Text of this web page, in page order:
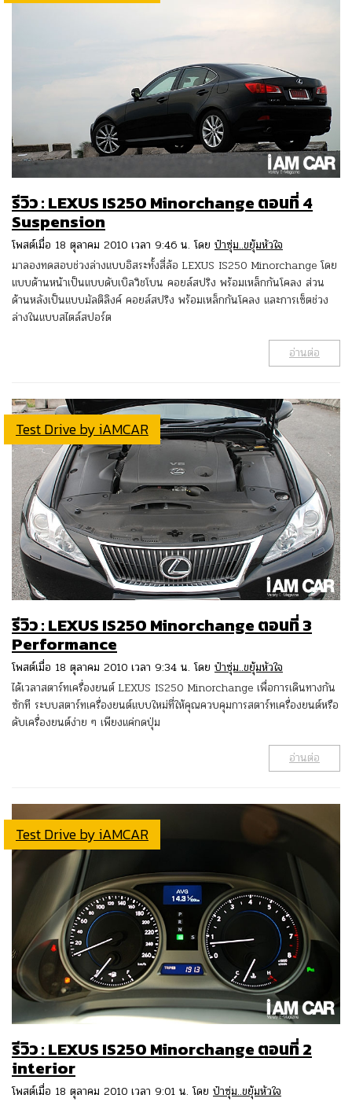
รีวิว : LEXUS IS250 Minorchange ตอนที่ 4
Suspension
โพสต์เมื่อ 18 ตุลาคม 2010 เวลา 9:46 น. โดย ป๋าซุ่ม..ขยุ้มหัวใจ
มาลองทดสอบช่วงล่างแบบอิสระทั้งสี่ล้อ LEXUS IS250 Minorchange โดย
แบบด้านหน้าเป็นแบบดับเบิลวิชโบน คอยล์สปริง พร้อมเหล็กกันโคลง ส่วน
ด้านหลังเป็นแบบมัลติลิงค์ คอยล์สปริง พร้อมเหล็กกันโคลง และการเซ็ตช่วง
ล่างในแบบสไตล์สปอร์ต
อ่านต่อ
Test Drive by iAMCAR
รีวิว : LEXUS IS250 Minorchange ตอนที่ 3
Performance
โพสต์เมื่อ 18 ตุลาคม 2010 เวลา 9:34 น. โดย ป๋าซุ่ม..ขยุ้มหัวใจ
ได้เวลาสตาร์ทเครื่องยนต์ LEXUS IS250 Minorchange เพื่อการเดินทางกัน
ซักที ระบบสตาร์ทเครื่องยนต์แบบใหม่ที่ให้คุณควบคุมการสตาร์ทเครื่องยนต์หรือ
ดับเครื่องยนต์ง่าย ๆ เพียงแค่กดปุ่ม
อ่านต่อ
Test Drive by iAMCAR
รีวิว : LEXUS IS250 Minorchange ตอนที่ 2
interior
โพสต์เมื่อ 18 ตุลาคม 2010 เวลา 9:01 น. โดย ป๋าซุ่ม..ขยุ้มหัวใจ